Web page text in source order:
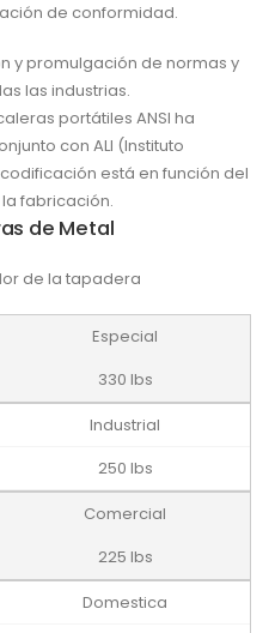
de conformidad.
y promulgación de normas y
las industrias.
portátiles ANSI ha
con ALI (Instituto
está en función del
fabricación.
de Metal
de la tapadera
Especial
330 lbs
Industrial
250 lbs
Comercial
225 lbs
Domestica